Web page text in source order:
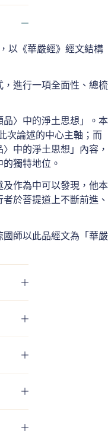
以《華嚴經》經文結構
進行一項全面性、總梳
〉中的淨土思想」。本
次論述的中心主軸；而
中的淨土思想」內容，
獨特地位。
作為中可以發現，他本
於菩提道上不斷前進、
師以此品經文為「華嚴